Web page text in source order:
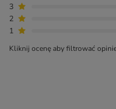
3
2
1
Kliknij ocenę aby filtrować